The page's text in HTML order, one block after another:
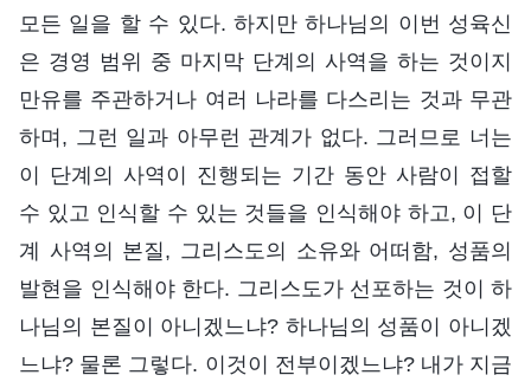
모든 일을 할 수 있다. 하지만 하나님의 이번 성육신
은 경영 범위 중 마지막 단계의 사역을 하는 것이지
만유를 주관하거나 여러 나라를 다스리는 것과 무관
하며, 그런 일과 아무런 관계가 없다. 그러므로 너는
이 단계의 사역이 진행되는 기간 동안 사람이 접할
수 있고 인식할 수 있는 것들을 인식해야 하고, 이 단
계 사역의 본질, 그리스도의 소유와 어떠함, 성품의
발현을 인식해야 한다. 그리스도가 선포하는 것이 하
나님의 본질이 아니겠느냐? 하나님의 성품이 아니겠
느냐? 물론 그렇다. 이것이 전부이겠느냐? 내가 지금